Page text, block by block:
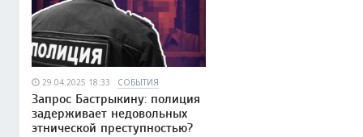
29.04.2025 18:33 СОБЫТИЯ
Запрос Бастрыкину: полиция
задерживает недовольных
этнической преступностью?